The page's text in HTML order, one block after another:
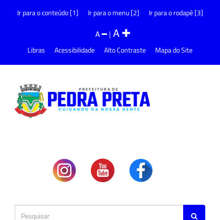
Ir para o conteúdo [1] Ir para o menu [2] Ir para o rodapé [3]
A |A
Libras Acessibilidade Alto Contraste Mapa do Site